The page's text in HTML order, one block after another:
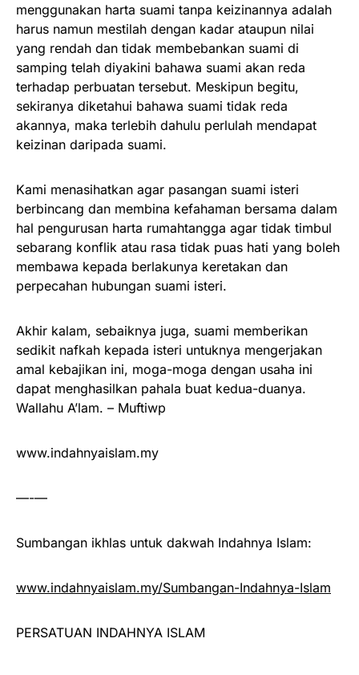
menggunakan harta suami tanpa keizinannya adalah
harus namun mestilah dengan kadar ataupun nilai
yang rendah dan tidak membebankan suami di
samping telah diyakini bahawa suami akan reda
terhadap perbuatan tersebut. Meskipun begitu,
sekiranya diketahui bahawa suami tidak reda
akannya, maka terlebih dahulu perlulah mendapat
keizinan daripada suami.
Kami menasihatkan agar pasangan suami isteri
berbincang dan membina kefahaman bersama dalam
hal pengurusan harta rumahtangga agar tidak timbul
sebarang konflik atau rasa tidak puas hati yang boleh
membawa kepada berlakunya keretakan dan
perpecahan hubungan suami isteri.
Akhir kalam, sebaiknya juga, suami memberikan
sedikit nafkah kepada isteri untuknya mengerjakan
amal kebajikan ini, moga-moga dengan usaha ini
dapat menghasilkan pahala buat kedua-duanya.
Wallahu A’lam. – Muftiwp
www.indahnyaislam.my
—-—
Sumbangan ikhlas untuk dakwah Indahnya Islam:
www.indahnyaislam.my/Sumbangan-Indahnya-Islam
PERSATUAN INDAHNYA ISLAM